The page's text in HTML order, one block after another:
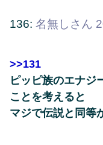
136: 名無しさん
>>131
ピッピ族のエナジ
ことを考えると
マジで伝説と同等